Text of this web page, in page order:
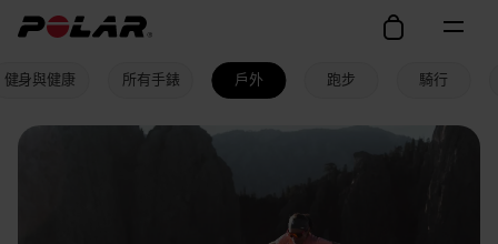
健身與健康 所有手錶 戶外 跑步 騎行